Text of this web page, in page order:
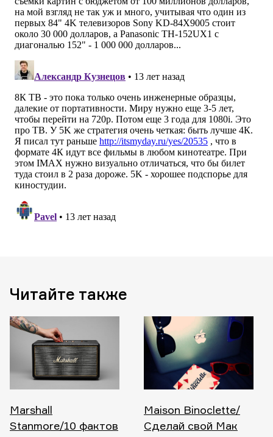
Читайте также
Marshall
Stanmore/10 фактов
Maison Binoclette/
Сделай свой Мак